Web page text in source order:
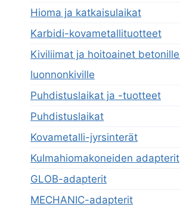
Hioma ja katkaisulaikat
Karbidi-kovametallituotteet
Kiviliimat ja hoitoainet
luonnonkiville
Puhdistuslaikat ja -tuotteet
Puhdistuslaikat
Kovametalli-jyrsinterät
Kulmahiomakoneiden adapterit
GLOB-adapterit
MECHANIC-adapterit